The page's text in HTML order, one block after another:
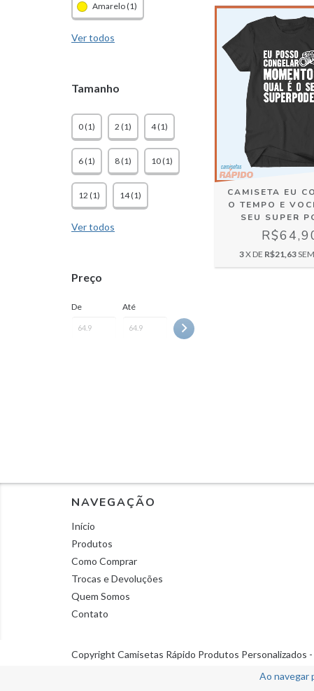
Ao navegar
Amarelo (1)
Ver todos
Tamanho
0 (1) 2 (1) 4 (1)
6 (1) 8 (1) 10 (1)
12 (1) 14 (1)
Ver todos
Preço
De Até
CAMISETA EU
O TEMPO E
SEU SUPER
3X DE R$21,63
NAVEGAÇÃO
Início
Produtos
Como Comprar
Trocas e Devoluções
Quem Somos
Contato
Copyright Camisetas Rápido Produtos